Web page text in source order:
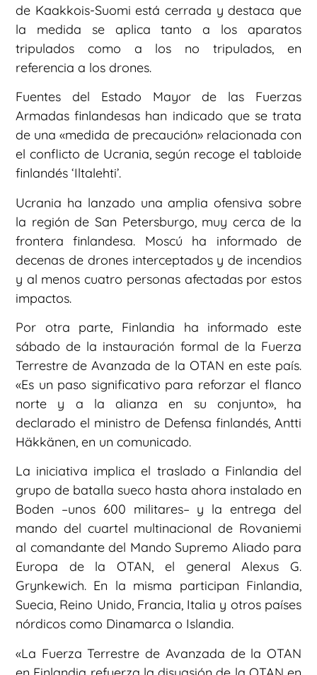
de Kaakkois-Suomi está cerrada y destaca que
la medida se aplica tanto a los aparatos
tripulados como a los no tripulados, en
referencia a los drones.
Fuentes del Estado Mayor de las Fuerzas
Armadas finlandesas han indicado que se trata
de una «medida de precaución» relacionada con
el conflicto de Ucrania, según recoge el tabloide
finlandés ‘Iltalehti’.
Ucrania ha lanzado una amplia ofensiva sobre
la región de San Petersburgo, muy cerca de la
frontera finlandesa. Moscú ha informado de
decenas de drones interceptados y de incendios
y al menos cuatro personas afectadas por estos
impactos.
Por otra parte, Finlandia ha informado este
sábado de la instauración formal de la Fuerza
Terrestre de Avanzada de la OTAN en este país.
«Es un paso significativo para reforzar el flanco
norte y a la alianza en su conjunto», ha
declarado el ministro de Defensa finlandés, Antti
Häkkänen, en un comunicado.
La iniciativa implica el traslado a Finlandia del
grupo de batalla sueco hasta ahora instalado en
Boden –unos 600 militares– y la entrega del
mando del cuartel multinacional de Rovaniemi
al comandante del Mando Supremo Aliado para
Europa de la OTAN, el general Alexus G.
Grynkewich. En la misma participan Finlandia,
Suecia, Reino Unido, Francia, Italia y otros países
nórdicos como Dinamarca o Islandia.
«La Fuerza Terrestre de Avanzada de la OTAN